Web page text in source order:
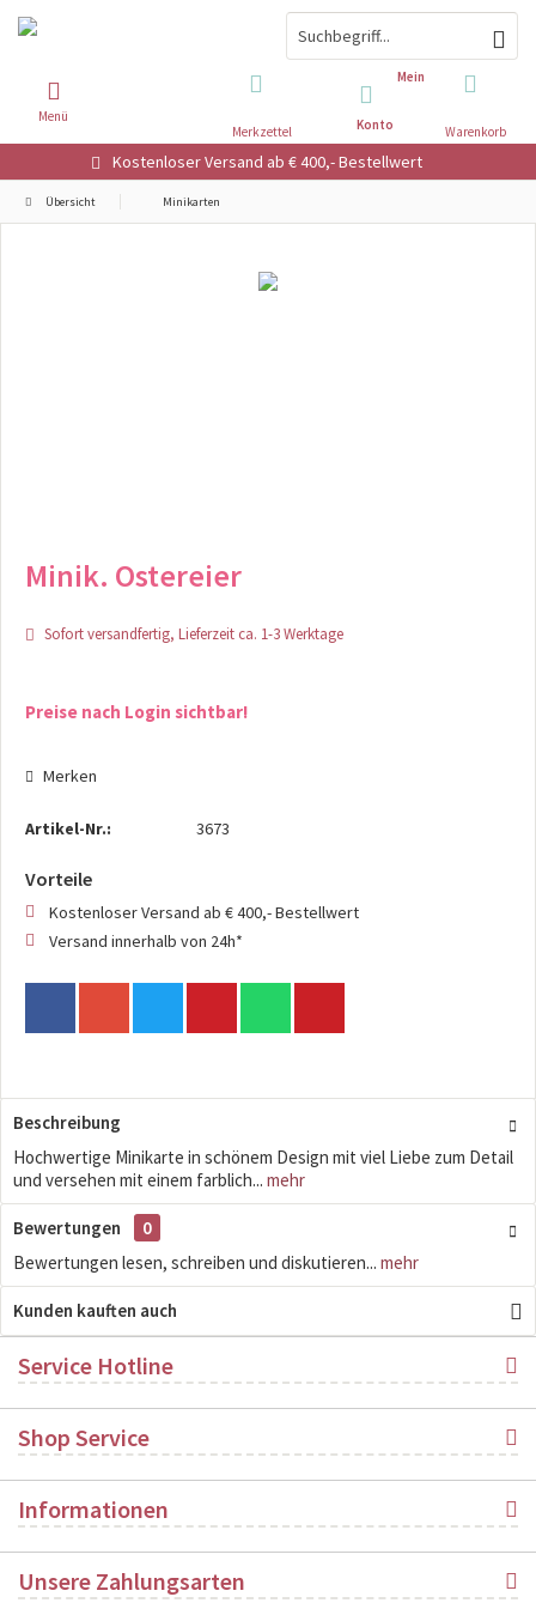
Kostenloser Versand ab € 400,- Bestellwert
Warenkorb
Merkzettel
Mein
Konto
Menü
Übersicht Minikarten
Minik. Ostereier
Sofort versandfertig, Lieferzeit ca. 1-3 Werktage
Preise nach Login sichtbar!
Merken
Artikel-Nr.: 3673
Vorteile
Kostenloser Versand ab € 400,- Bestellwert
Versand innerhalb von 24h*
Beschreibung
Hochwertige Minikarte in schönem Design mit viel Liebe zum Detail
und versehen mit einem farblich... mehr
Bewertungen
0
Bewertungen lesen, schreiben und diskutieren... mehr
Kunden kauften auch
Service Hotline
Shop Service
Informationen
Unsere Zahlungsarten